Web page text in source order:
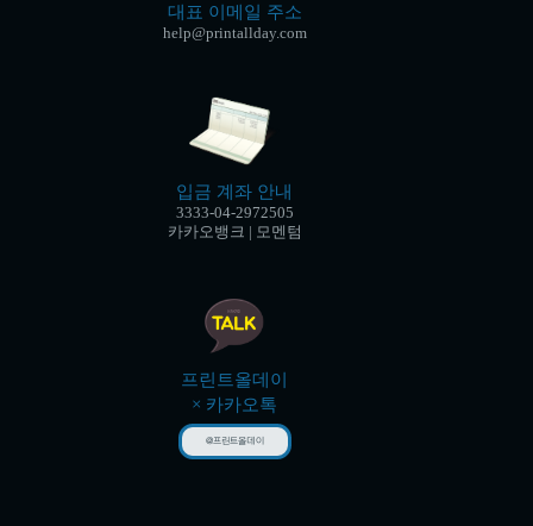
대표 이메일 주소
help@printallday.com
입금 계좌 안내
3333-04-2972505
카카오뱅크 | 모멘텀
프린트올데이
× 카카오톡
@프린트올데이